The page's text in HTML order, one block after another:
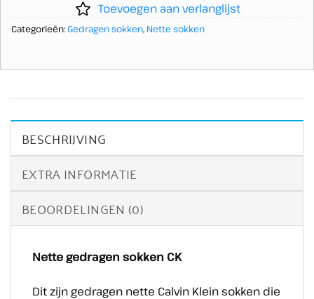
Toevoegen aan verlanglijst
Categorieën:Gedragen sokken, Nette sokken
BESCHRIJVING
EXTRA INFORMATIE
BEOORDELINGEN (0)
Nette gedragen sokken CK
Dit zijn gedragen nette Calvin Klein sokken die